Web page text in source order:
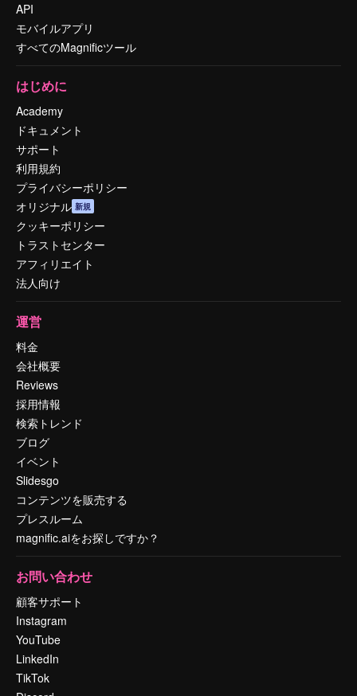
API
モバイルアプリ
すべてのMagnificツール
はじめに
Academy
ドキュメント
サポート
利用規約
プライバシーポリシー
オリジナル 新規
クッキーポリシー
トラストセンター
アフィリエイト
法人向け
運営
料金
会社概要
Reviews
採用情報
検索トレンド
ブログ
イベント
Slidesgo
コンテンツを販売する
プレスルーム
magnific.aiをお探しですか？
お問い合わせ
顧客サポート
Instagram
YouTube
LinkedIn
TikTok